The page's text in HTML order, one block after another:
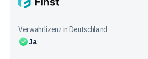
bei
Anbietern
Verwahrlizenz in Deutschland
Ja